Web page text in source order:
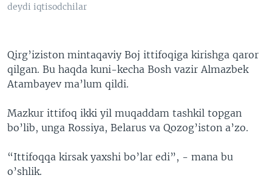
deydi iqtisodchilar
Qirg’iziston mintaqaviy Boj ittifoqiga kirishga qaror
qilgan. Bu haqda kuni-kecha Bosh vazir Almazbek
Atambayev ma’lum qildi.
Mazkur ittifoq ikki yil muqaddam tashkil topgan
bo’lib, unga Rossiya, Belarus va Qozog’iston a’zo.
“Ittifoqqa kirsak yaxshi bo’lar edi”, - mana bu
o’shlik.